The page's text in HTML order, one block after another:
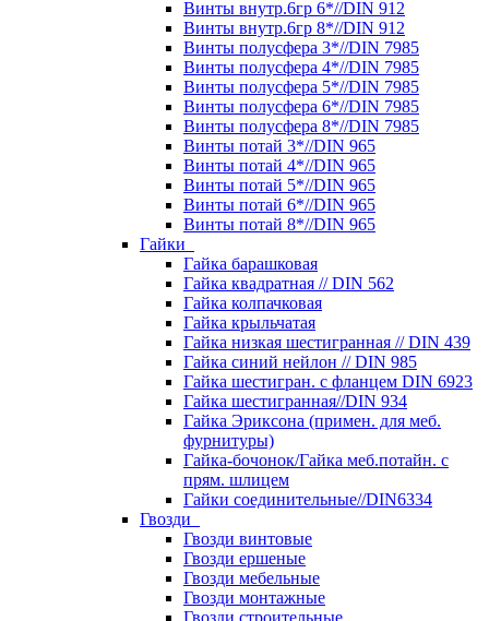
Винты внутр.6гр 6*//DIN 912
Винты внутр.6гр 8*//DIN 912
Винты полусфера 3*//DIN 7985
Винты полусфера 4*//DIN 7985
Винты полусфера 5*//DIN 7985
Винты полусфера 6*//DIN 7985
Винты полусфера 8*//DIN 7985
Винты потай 3*//DIN 965
Винты потай 4*//DIN 965
Винты потай 5*//DIN 965
Винты потай 6*//DIN 965
Винты потай 8*//DIN 965
Гайки
Гайка барашковая
Гайка квадратная // DIN 562
Гайка колпачковая
Гайка крыльчатая
Гайка низкая шестигранная // DIN 439
Гайка синий нейлон // DIN 985
Гайка шестигран. с фланцем DIN 6923
Гайка шестигранная//DIN 934
Гайка Эриксона (примен. для меб.
фурнитуры)
Гайка-бочонок/Гайка меб.потайн. с
прям. шлицем
Гайки соединительные//DIN6334
Гвозди
Гвозди винтовые
Гвозди ершеные
Гвозди мебельные
Гвозди монтажные
Гвозди строительные